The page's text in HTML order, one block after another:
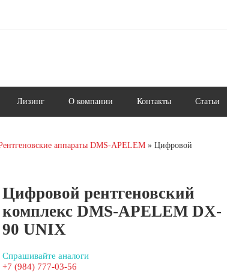
Лизинг О компании Контакты Статьи
аппараты DMS-APELEM
Цифровой
Цифровой рентгеновский
комплекс DMS-APELEM DX-
90 UNIX
Спрашивайте аналоги
+7 (984) 777-03-56